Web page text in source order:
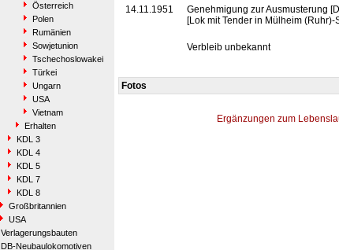
Österreich
Polen
Rumänien
Sowjetunion
Tschechoslowakei
Türkei
Ungarn
USA
Vietnam
Erhalten
KDL 3
KDL 4
KDL 5
KDL 7
KDL 8
Großbritannien
USA
Verlagerungsbauten
DB-Neubaulokomotiven
14.11.1951
Genehmigung zur Ausmusterung
[Lok mit Tender in Mülheim (Ruhr)-
Verbleib unbekannt
Fotos
Ergänzungen zum